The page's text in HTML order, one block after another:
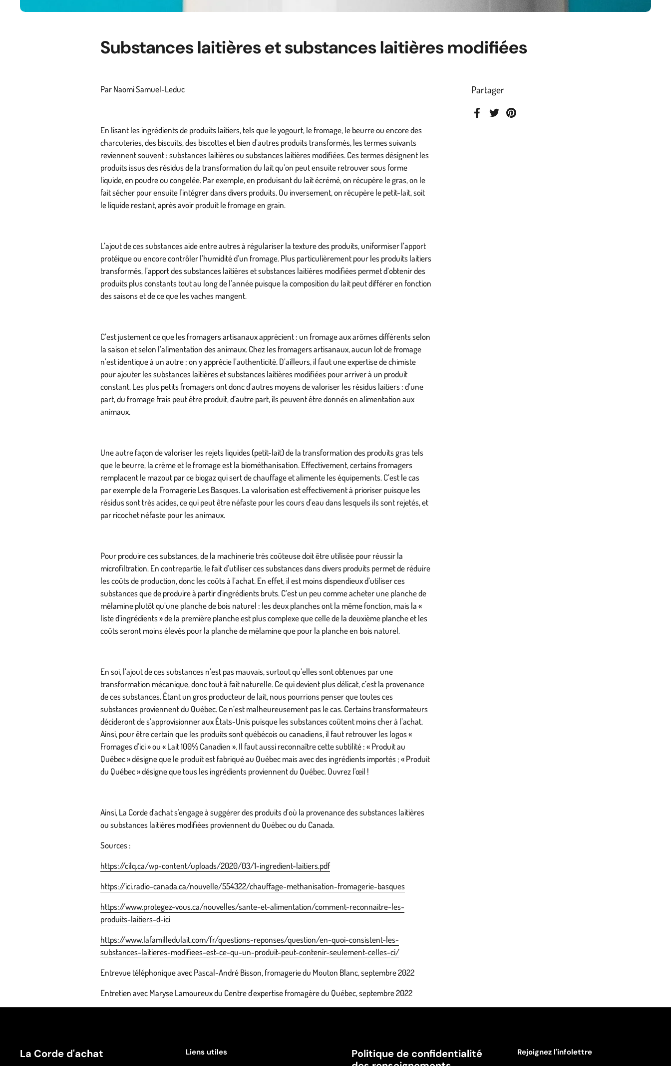
Substances laitières et substances laitières modifiées
Partager
Facebook
TwitterPinterest
Par Naomi Samuel-Leduc
En lisant les ingrédients de produits laitiers, tels que le yogourt, le fromage, le beurre ou encore des
charcuteries, des biscuits, des biscottes et bien d’autres produits transformés, les termes suivants
reviennent souvent : substances laitières ou substances laitières modifiées. Ces termes désignent les
produits issus des résidus de la transformation du lait qu’on peut ensuite retrouver sous forme
liquide, en poudre ou congelée. Par exemple, en produisant du lait écrémé, on récupère le gras, on le
fait sécher pour ensuite l'intégrer dans divers produits. Ou inversement, on récupère le petit-lait, soit
le liquide restant, après avoir produit le fromage en grain.
L’ajout de ces substances aide entre autres à régulariser la texture des produits, uniformiser l’apport
protéique ou encore contrôler l’humidité d’un fromage. Plus particulièrement pour les produits laitiers
transformés, l’apport des substances laitières et substances laitières modifiées permet d’obtenir des
produits plus constants tout au long de l’année puisque la composition du lait peut différer en fonction
des saisons et de ce que les vaches mangent.
C’est justement ce que les fromagers artisanaux apprécient : un fromage aux arômes différents selon
la saison et selon l’alimentation des animaux. Chez les fromagers artisanaux, aucun lot de fromage
n’est identique à un autre ; on y apprécie l’authenticité. D’ailleurs, il faut une expertise de chimiste
pour ajouter les substances laitières et substances laitières modifiées pour arriver à un produit
constant. Les plus petits fromagers ont donc d’autres moyens de valoriser les résidus laitiers : d’une
part, du fromage frais peut être produit, d’autre part, ils peuvent être donnés en alimentation aux
animaux.
Une autre façon de valoriser les rejets liquides (petit-lait) de la transformation des produits gras tels
que le beurre, la crème et le fromage est la biométhanisation. Effectivement, certains fromagers
remplacent le mazout par ce biogaz qui sert de chauffage et alimente les équipements. C’est le cas
par exemple de la Fromagerie Les Basques. La valorisation est effectivement à prioriser puisque les
résidus sont très acides, ce qui peut être néfaste pour les cours d’eau dans lesquels ils sont rejetés, et
par ricochet néfaste pour les animaux.
Pour produire ces substances, de la machinerie très coûteuse doit être utilisée pour réussir la
microfiltration. En contrepartie, le fait d’utiliser ces substances dans divers produits permet de réduire
les coûts de production, donc les coûts à l’achat. En effet, il est moins dispendieux d’utiliser ces
substances que de produire à partir d'ingrédients bruts. C’est un peu comme acheter une planche de
mélamine plutôt qu’une planche de bois naturel : les deux planches ont la même fonction, mais la «
liste d’ingrédients » de la première planche est plus complexe que celle de la deuxième planche et les
coûts seront moins élevés pour la planche de mélamine que pour la planche en bois naturel.
En soi, l’ajout de ces substances n’est pas mauvais, surtout qu’elles sont obtenues par une
transformation mécanique, donc tout à fait naturelle. Ce qui devient plus délicat, c’est la provenance
de ces substances. Étant un gros producteur de lait, nous pourrions penser que toutes ces
substances proviennent du Québec. Ce n’est malheureusement pas le cas. Certains transformateurs
décideront de s’approvisionner aux États-Unis puisque les substances coûtent moins cher à l’achat.
Ainsi, pour être certain que les produits sont québécois ou canadiens, il faut retrouver les logos «
Fromages d’ici » ou « Lait 100% Canadien ». Il faut aussi reconnaître cette subtilité : « Produit au
Québec » désigne que le produit est fabriqué au Québec mais avec des ingrédients importés ; « Produit
du Québec » désigne que tous les ingrédients proviennent du Québec. Ouvrez l'œil !
Ainsi, La Corde d'achat s'engage à suggérer des produits d’où la provenance des substances laitières
ou substances laitières modifiées proviennent du Québec ou du Canada.
Sources :
https://cilq.ca/wp-content/uploads/2020/03/1-ingredient-laitiers.pdf
https://ici.radio-canada.ca/nouvelle/554322/chauffage-methanisation-fromagerie-basques
https://www.protegez-vous.ca/nouvelles/sante-et-alimentation/comment-reconnaitre-les-
produits-laitiers-d-ici
https://www.lafamilledulait.com/fr/questions-reponses/question/en-quoi-consistent-les-
substances-laitieres-modifiees-est-ce-qu-un-produit-peut-contenir-seulement-celles-ci/
Entrevue téléphonique avec Pascal-André Bisson, fromagerie du Mouton Blanc, septembre 2022
Entretien avec Maryse Lamoureux du Centre d'expertise fromagère du Québec, septembre 2022
La Corde d'achat Liens utiles
Politique de confidentialité
Rejoignez l'infolettre